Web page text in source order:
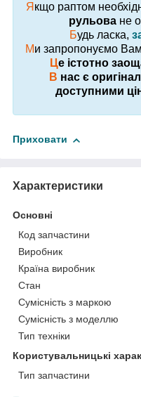
Я кщо раптом
рульоване
Будь ласка,
Ми запропонуємо
Це істотно
В нас є
доступними
Приховати
Характеристики
Основні
Код запчастини
Виробник
Країна виробник
Стан
Сумісність з маркою
Сумісність з моделлю
Тип техніки
Користувальницькі
Тип запчастини